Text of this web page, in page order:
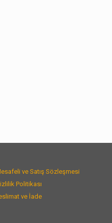
ve Satış Sözleşmesi
Politikası
ve İade